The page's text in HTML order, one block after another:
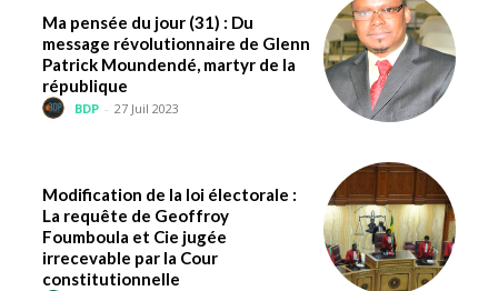
Ma pensée du jour (31) : Du
message révolutionnaire de Glenn
Patrick Moundendé, martyr de la
république
BDP - 27 Juil 2023
Modification de la loi électorale :
La requête de Geoffroy
Foumboula et Cie jugée
irrecevable par la Cour
constitutionnelle